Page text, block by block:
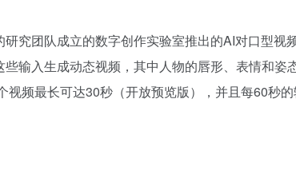
究团队成立的数字创作实验室推出的AI对口型
输入生成动态视频，其中人物的唇形、表情和
视频最长可达30秒（开放预览版），并且每60秒的